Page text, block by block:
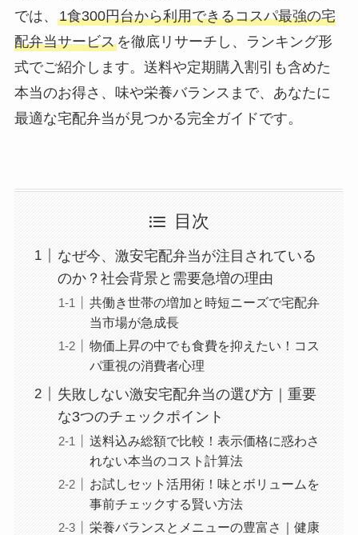
では、 1食300円台から利用できるコスパ最強の宅
配弁当サービスを徹底リサーチし、ランキング形
式でご紹介します。送料や定期購入割引も含めた
本当のお得さ、味や栄養バランスまで、あなたに
最適な宅配弁当が見つかる完全ガイドです。
目次
なぜ今、激安宅配弁当が注目されている
のか？社会背景と需要急増の理由
共働き世帯の増加と時短ニーズで宅配弁
当市場が急成長
物価上昇の中でも食費を抑えたい！コス
パ重視の消費者心理
失敗しない激安宅配弁当の選び方｜重要
な3つのチェックポイント
送料込み総額で比較！表示価格に惑わさ
れない本当のコスト計算法
お試しセット活用術！味とボリュームを
事前チェックする賢い方法
栄養バランスとメニューの豊富さ｜健康